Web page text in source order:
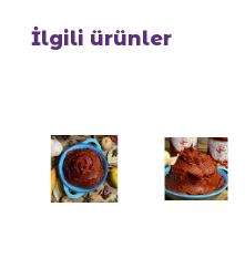
İlgili ürünler